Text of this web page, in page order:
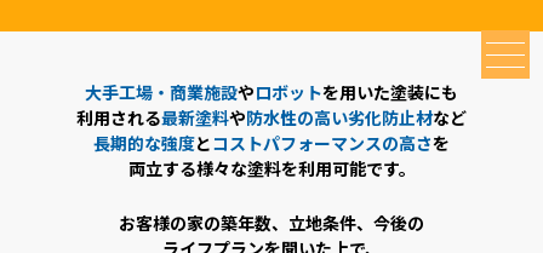
大手工場・商業施設やロボットを用いた塗装にも
利用される最新塗料や防水性の高い劣化防止材など
長期的な強度とコストパフォーマンスの高さを
両立する様々な塗料を利用可能です。
お客様の家の築年数、立地条件、今後の
ライフプランを聞いた上で、